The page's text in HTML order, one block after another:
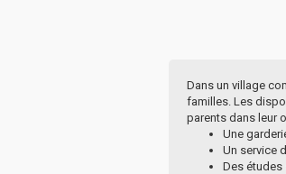
Dans un village
familles. Les
parents dans leur
Une
Un service
Des études